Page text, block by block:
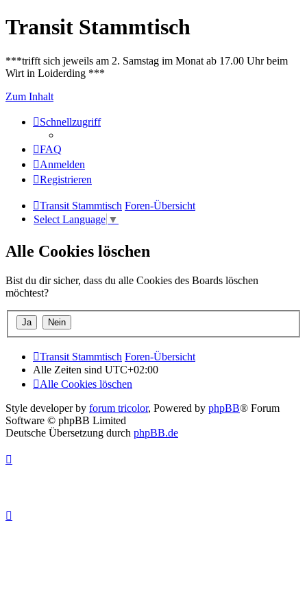
Transit Stammtisch
***trifft sich jeweils am 2. Samstag im Monat ab 17.00 Uhr beim
Wirt in Loiderding ***
Zum Inhalt
Schnellzugriff
FAQ
Anmelden
Registrieren
Transit Stammtisch Foren-Übersicht
Select Language ▼
Alle Cookies löschen
Bist du dir sicher, dass du alle Cookies des Boards löschen
möchtest?
Transit Stammtisch Foren-Übersicht
Alle Zeiten sind UTC+02:00
Alle Cookies löschen
Style developer by forum tricolor, Powered by phpBB® Forum
Software © phpBB Limited
Deutsche Übersetzung durch phpBB.de